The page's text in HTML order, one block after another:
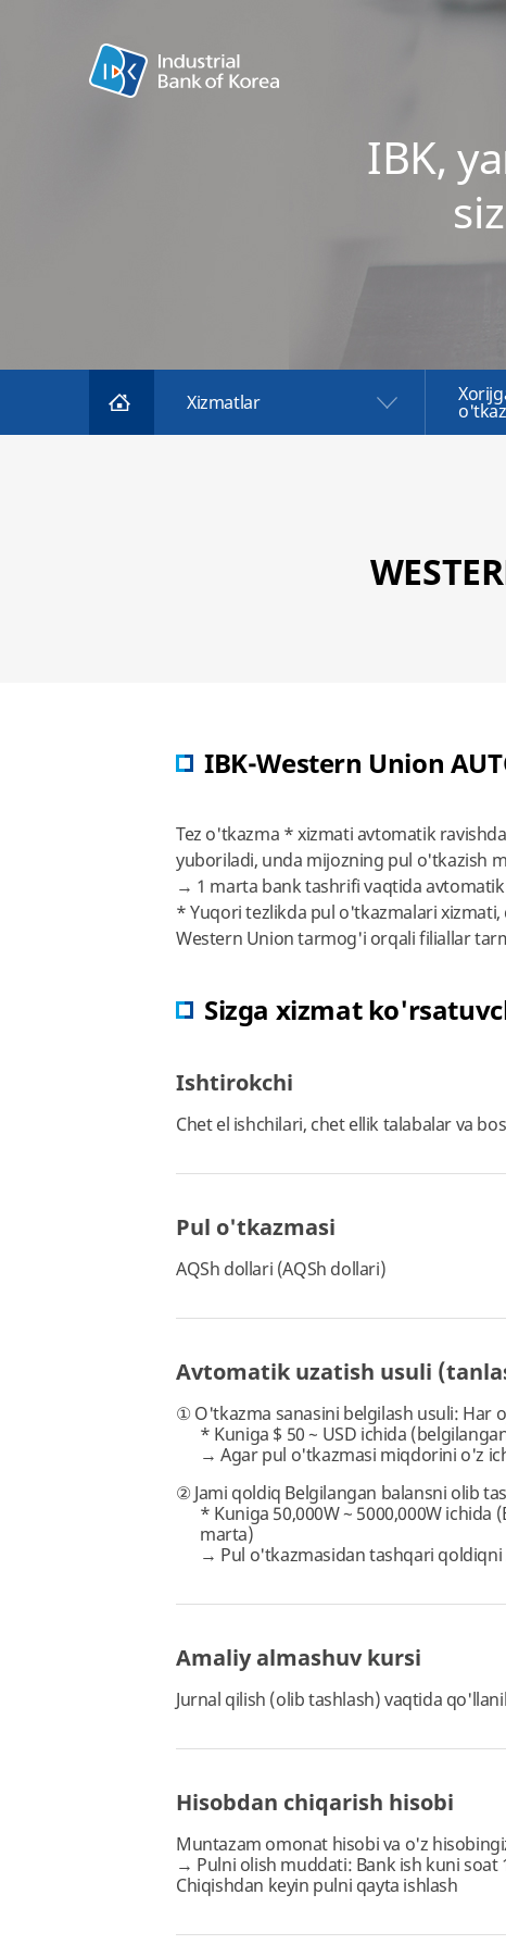
IBK,
Xizmatlar
IBK-Western Union
Tez o'tkazma * xizmati avtomatik
yuboriladi, unda mijozning pul o'tkazish
→ 1 marta bank tashrifi vaqtida
* Yuqori tezlikda pul o'tkazmalari
Western Union tarmog'i orqali filiallar
Sizga xizmat
Ishtirokchi
Chet el ishchilari, chet ellik talabalar va
Pul o'tkazmasi
AQSh dollari (AQSh dollari)
Avtomatik uzatish usuli
① O'tkazma sanasini belgilash usuli:
* Kuniga $ 50 ~ USD ichida
→ Agar pul o'tkazmasi miqdorini o'z
② Jami qoldiq Belgilangan balansni olib
* Kuniga 50,000W ~ 5000,000W
marta)
→ Pul o'tkazmasidan tashqari
Amaliy almashuv kursi
Jurnal qilish (olib tashlash) vaqtida
Hisobdan chiqarish hisobi
Muntazam omonat hisobi va o'z
→ Pulni olish muddati: Bank ish kuni soat
Chiqishdan keyin pulni qayta ishlash